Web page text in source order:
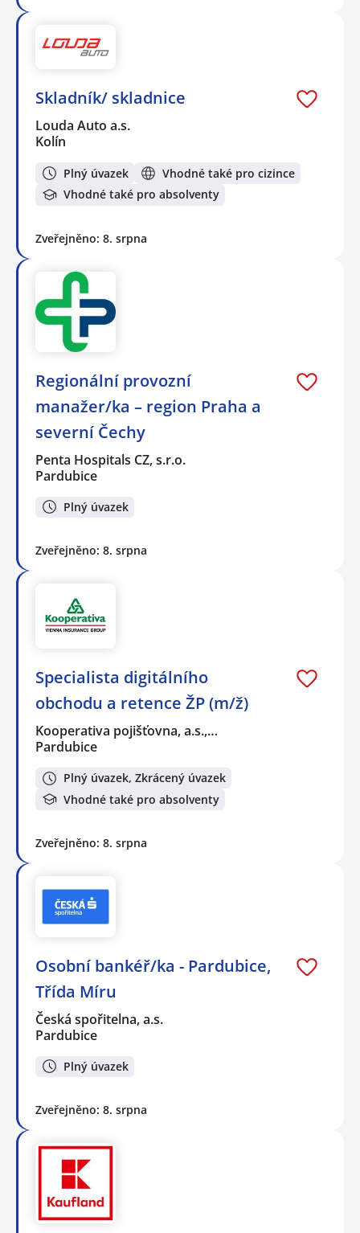
Skladník/ skladnice
Louda Auto a.s.
Kolín
Plný úvazek
Vhodné také pro cizince
Vhodné také pro absolventy
Zveřejněno: 8. srpna
Regionální provozní
manažer/ka – region Praha a
severní Čechy
Penta Hospitals CZ, s.r.o.
Pardubice
Plný úvazek
Zveřejněno: 8. srpna
Specialista digitálního
obchodu a retence ŽP (m/ž)
Kooperativa pojišťovna, a.s.,…
Pardubice
Plný úvazek, Zkrácený úvazek
Vhodné také pro absolventy
Zveřejněno: 8. srpna
Osobní bankéř/ka - Pardubice,
Třída Míru
Česká spořitelna, a.s.
Pardubice
Plný úvazek
Zveřejněno: 8. srpna